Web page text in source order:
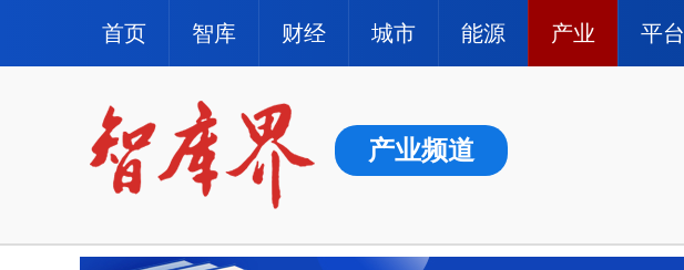
首页 智库 财经 城市 能源 产业 平台
产业频道